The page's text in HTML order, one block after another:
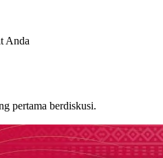
Anda
pertama berdiskusi.